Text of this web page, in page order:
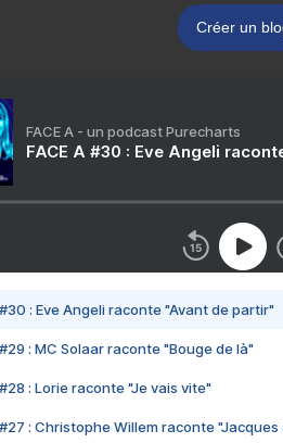
Créer un
FACE A - un podcast Purecharts
FACE A #30 : Eve Angeli
#30 : Eve Angeli raconte "Avant de partir"
#29 : MC Solaar raconte "Bouge de là"
#28 : Lorie raconte "Je vais vite"
#27 : Christophe Willem raconte "Jacques